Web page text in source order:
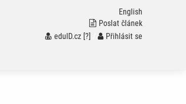
English
Poslat článek
eduID.cz [?] Přihlásit se